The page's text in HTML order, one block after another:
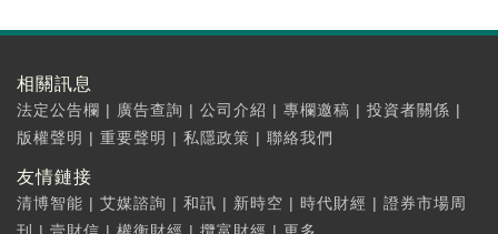
相關訊息
法定公告欄 | 廣告查詢 | 公司介紹 | 專欄邀稿 | 投資者關係 |
版權聲明 | 重要聲明 | 私隱政策 | 聯絡我們
友情鏈接
清博智能 | 艾媒諮詢 | 和訊 | 新時空 | 時代財經 | 證券市場周